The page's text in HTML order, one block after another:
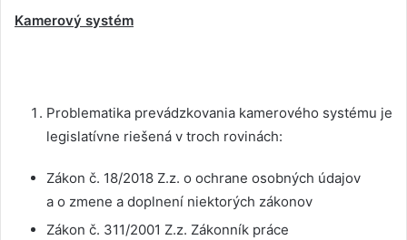
Kamerový systém
Problematika prevádzkovania kamerového systému je
legislatívne riešená v troch rovinách:
Zákon č. 18/2018 Z.z. o ochrane osobných údajov
a o zmene a doplnení niektorých zákonov
Zákon č. 311/2001 Z.z. Zákonník práce